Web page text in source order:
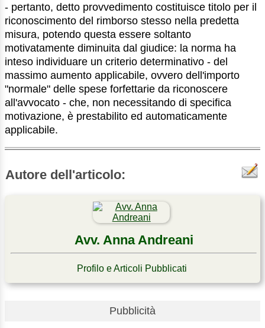
- pertanto, detto provvedimento costituisce titolo per il
riconoscimento del rimborso stesso nella predetta
misura, potendo questa essere soltanto
motivatamente diminuita dal giudice: la norma ha
inteso individuare un criterio determinativo - del
massimo aumento applicabile, ovvero dell'importo
"normale" delle spese forfettarie da riconoscere
all'avvocato - che, non necessitando di specifica
motivazione, è prestabilito ed automaticamente
applicabile.
Autore dell'articolo:
Avv. Anna Andreani
Profilo e Articoli Pubblicati
Pubblicità